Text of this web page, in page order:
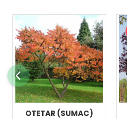
OTETAR (SUMAC)